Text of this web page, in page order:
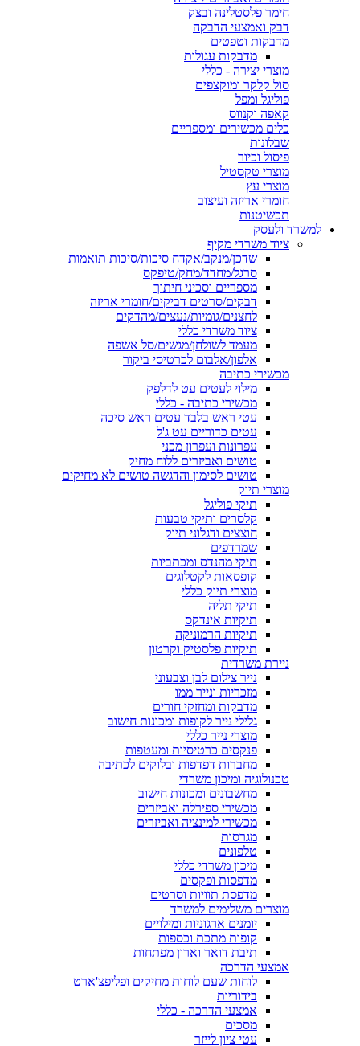
חימר פלסטלינה ובצק
דבק ואמצעי הדבקה
מדבקות וטפטים
מדבקות עגולות
מוצרי יצירה - כללי
סול קלקר ומוקצפים
פוליגל ומפל
קאפה וקנווס
כלים מכשירים ומספריים
שבלונות
פיסול וכיור
מוצרי טקסטיל
מוצרי עץ
חומרי אריזה ועיצוב
תכשיטנות
למשרד ולעסק
ציוד משרדי מקיף
שדכן/מנקב/אקדח סיכות/סיכות תואמות
סרגל/מחדד/מחק/טיפקס
מספריים וסכיני חיתוך
דבקים/סרטים דביקים/חומרי אריזה
לחצנים/גומיות/נעצים/מהדקים
ציוד משרדי כללי
מעמד לשולחן/מגשים/סל אשפה
אלפון/אלבום לכרטיסי ביקור
מכשירי כתיבה
מילוי לעטים עט לדלפק
מכשירי כתיבה - כללי
עטי ראש בלבד עטים ראש סיכה
עטים כדוריים עט ג'ל
עפרונות ועפרון מכני
טושים ואביזרים ללוח מחיק
טושים לסימון והדגשה טושים לא מחיקים
מוצרי תיוק
תיקי פוליגל
קלסרים ותיקי טבעות
חוצצים ודגלוני תיוק
שמרדפים
תיקי מהנדס ומכתביות
קופסאות לקטלוגים
מוצרי תיוק כללי
תיקי תליה
תיקיות אינדקס
תיקיות הרמוניקה
תיקיות פלסטיק וקרטון
ניירת משרדית
נייר צילום לבן וצבעוני
מזכריות ונייר ממו
מדבקות ומחזקי חורים
גלילי נייר לקופות ומכונות חישוב
מוצרי נייר כללי
פנקסים כרטיסיות ומעטפות
מחברות דפדפות ובלוקים לכתיבה
טכנולוגיה ומיכון משרדי
מחשבונים ומכונות חישוב
מכשירי ספירלה ואביזרים
מכשירי למינציה ואביזרים
מגרסות
טלפונים
מיכון משרדי כללי
מדפסות ופקסים
מדפסת תוויות וסרטים
מוצרים משלימים למשרד
יומנים ארגוניות ומילויים
קופות מתכת וכספות
תיבת דואר וארון מפתחות
אמצעי הדרכה
לוחות שעם לוחות מחיקים ופליפצ'ארט
בידוריות
אמצעי הדרכה - כללי
מסכים
עטי ציון לייזר